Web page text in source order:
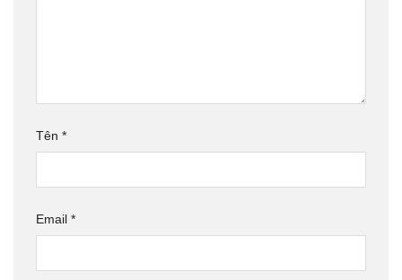
Tên *
Email *